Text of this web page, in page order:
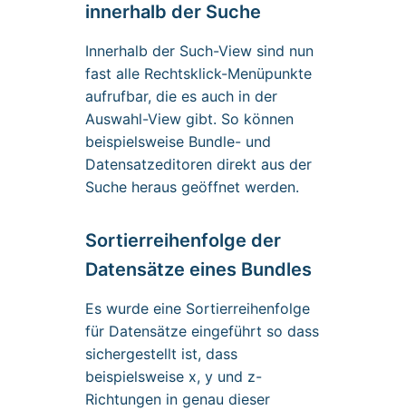
innerhalb der Suche
Innerhalb der Such-View sind nun
fast alle Rechtsklick-Menüpunkte
aufrufbar, die es auch in der
Auswahl-View gibt. So können
beispielsweise Bundle- und
Datensatzeditoren direkt aus der
Suche heraus geöffnet werden.
Sortierreihenfolge der
Datensätze eines Bundles
Es wurde eine Sortierreihenfolge
für Datensätze eingeführt so dass
sichergestellt ist, dass
beispielsweise x, y und z-
Richtungen in genau dieser